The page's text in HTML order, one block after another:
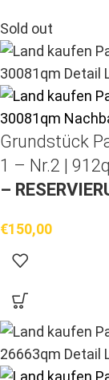
Sold out
Grundstück
1 – Nr.2 |
–
€150,00